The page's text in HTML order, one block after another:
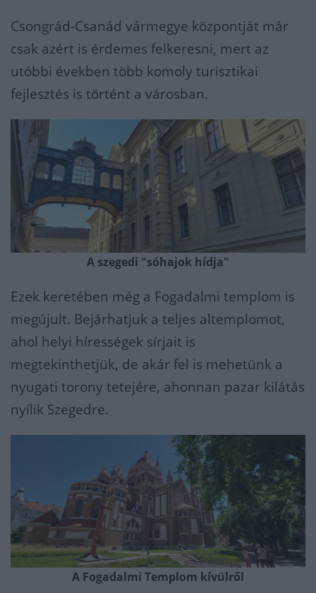
Csongrád-Csanád vármegye központját már
csak azért is érdemes felkeresni, mert az
utóbbi években több komoly turisztikai
fejlesztés is történt a városban.
A szegedi "sóhajok hídja"
Ezek keretében még a Fogadalmi templom is
megújult. Bejárhatjuk a teljes altemplomot,
ahol helyi hírességek sírjait is
megtekinthetjük, de akár fel is mehetünk a
nyugati torony tetejére, ahonnan pazar kilátás
nyílik Szegedre.
A Fogadalmi Templom kívülről